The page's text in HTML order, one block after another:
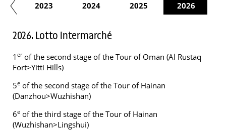
2023 2024 2025 2026
2026. Lotto Intermarché
1 erof the second stage of the Tour of Oman (Al Rustaq
Fort>Yitti Hills)
5e of the second stage of the Tour of Hainan
(Danzhou>Wuzhishan)
6e of the third stage of the Tour of Hainan
(Wuzhishan>Lingshui)